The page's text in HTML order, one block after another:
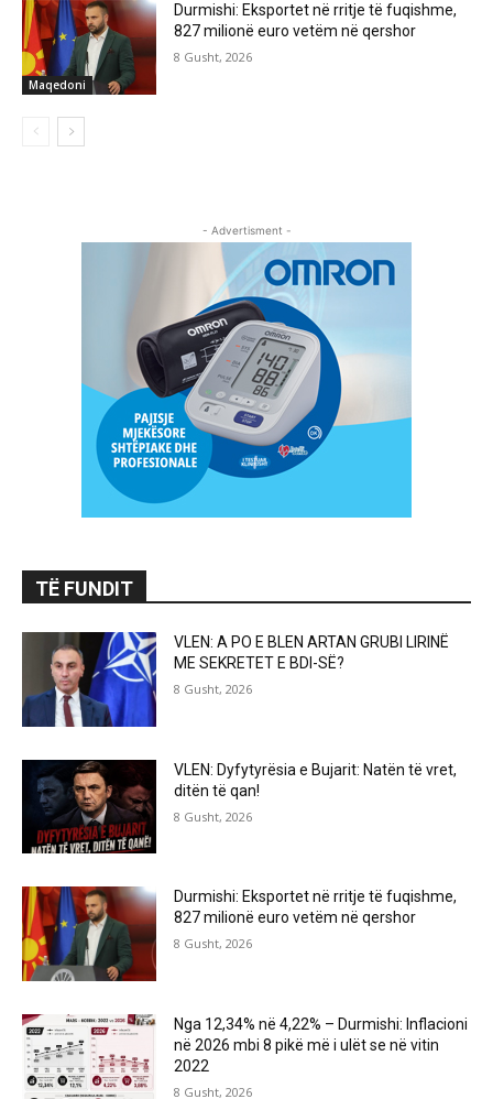
Maqedoni
Durmishi: Eksportet në rritje të fuqishme,
827 milionë euro vetëm në qershor
8 Gusht, 2026
- Advertisment -
TË FUNDIT
VLEN: A PO E BLEN ARTAN GRUBI LIRINË
ME SEKRETET E BDI-SË?
8 Gusht, 2026
VLEN: Dyfytyrësia e Bujarit: Natën të vret,
ditën të qan!
8 Gusht, 2026
Durmishi: Eksportet në rritje të fuqishme,
827 milionë euro vetëm në qershor
8 Gusht, 2026
Nga 12,34% në 4,22% – Durmishi: Inflacioni
në 2026 mbi 8 pikë më i ulët se në vitin
2022
8 Gusht, 2026